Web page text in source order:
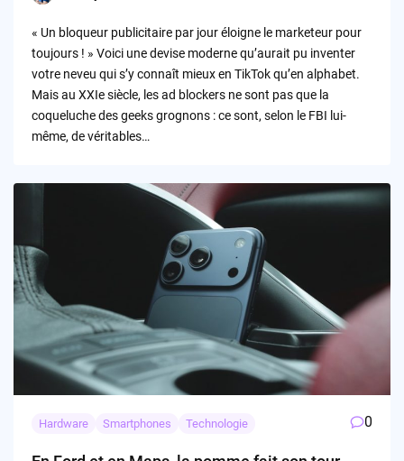
« Un bloqueur publicitaire par jour éloigne le marketeur pour
toujours ! » Voici une devise moderne qu’aurait pu inventer
votre neveu qui s’y connaît mieux en TikTok qu’en alphabet.
Mais au XXIe siècle, les ad blockers ne sont pas que la
coqueluche des geeks grognons : ce sont, selon le FBI lui-
même, de véritables…
Hardware Smartphones Technologie 0